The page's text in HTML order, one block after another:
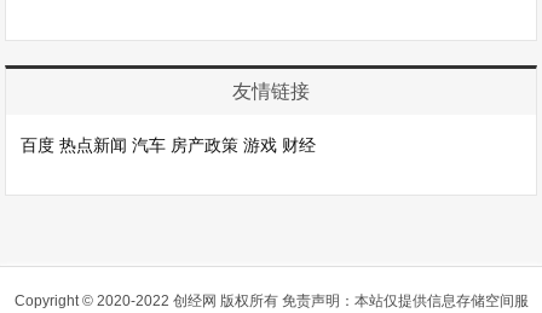
友情链接
百度 热点新闻 汽车 房产政策 游戏 财经
Copyright © 2020-2022 创经网 版权所有 免责声明：本站仅提供信息存储空间服